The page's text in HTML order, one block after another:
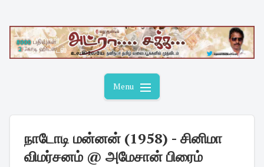
content
Menu
நாடோடி மன்னன் (1958) - சினிமா
விமர்சனம் @ அமேசான் பிரைம்